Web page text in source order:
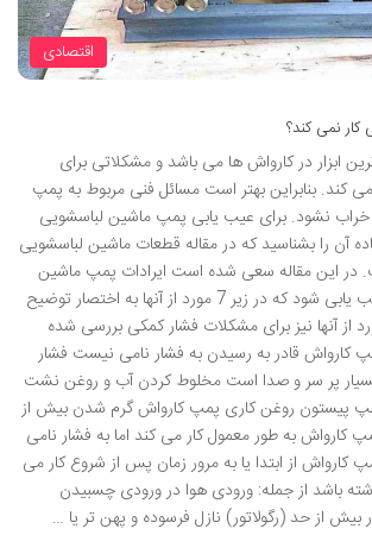
اقتصادی
نمی کند؟
ابزار در کارواش ها می باشد و مشکلاتی برای
کند. بنابراین بهتر است مسائل فنی مربوط به پمپ
خراب نشود. برای عیب یابی پمپ ماشین لباسشویی
آن را بشناسید که در مقاله قطعات ماشین لباسشویی
در این مقاله سعی شده است ایرادات پمپ ماشین
لباسشویی بررسی و عیب یابی شود که در زیر 7 مورد از آنها به اختصار توضیح
شده است و 4 مورد از آنها نیز برای مشکلات فشار کمکی بررسی شده
قادر به رسیدن به فشار نامی نیست فشار
پر سر و صدا است مخلوط کردن آب و روغن نشت
پیستون روغن کاری پمپ کارواش گرم شدن بیش از
کارواش 1) پمپ کارواش به طور معمول کار می کند اما به فشار نامی
از ابتدا یا به مرور زمان پس از شروع کار می
باشد از جمله: ورودی هوا در ورودی چسبیدن
از حد (رگولاتور) نازل فرسوده و پهن تر یا …